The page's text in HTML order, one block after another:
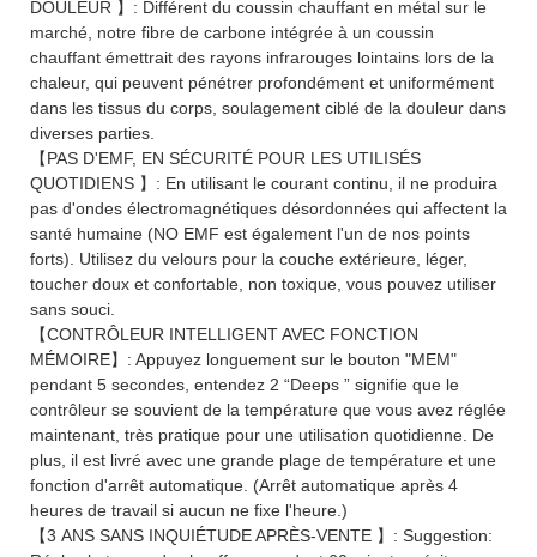
DOULEUR 】: Différent du coussin chauffant en métal sur le
marché, notre fibre de carbone intégrée à un coussin
chauffant émettrait des rayons infrarouges lointains lors de la
chaleur, qui peuvent pénétrer profondément et uniformément
dans les tissus du corps, soulagement ciblé de la douleur dans
diverses parties.
【PAS D'EMF, EN SÉCURITÉ POUR LES UTILISÉS
QUOTIDIENS 】: En utilisant le courant continu, il ne produira
pas d'ondes électromagnétiques désordonnées qui affectent la
santé humaine (NO EMF est également l'un de nos points
forts). Utilisez du velours pour la couche extérieure, léger,
toucher doux et confortable, non toxique, vous pouvez utiliser
sans souci.
【CONTRÔLEUR INTELLIGENT AVEC FONCTION
MÉMOIRE】: Appuyez longuement sur le bouton "MEM"
pendant 5 secondes, entendez 2 “Deeps ” signifie que le
contrôleur se souvient de la température que vous avez réglée
maintenant, très pratique pour une utilisation quotidienne. De
plus, il est livré avec une grande plage de température et une
fonction d'arrêt automatique. (Arrêt automatique après 4
heures de travail si aucun ne fixe l'heure.)
【3 ANS SANS INQUIÉTUDE APRÈS-VENTE 】: Suggestion: